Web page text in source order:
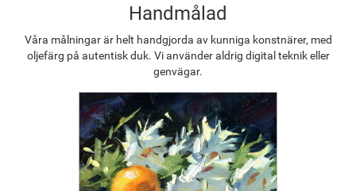
Handmålad
Våra målningar är helt handgjorda av kunniga konstnärer, med
oljefärg på autentisk duk. Vi använder aldrig digital teknik eller
genvägar.